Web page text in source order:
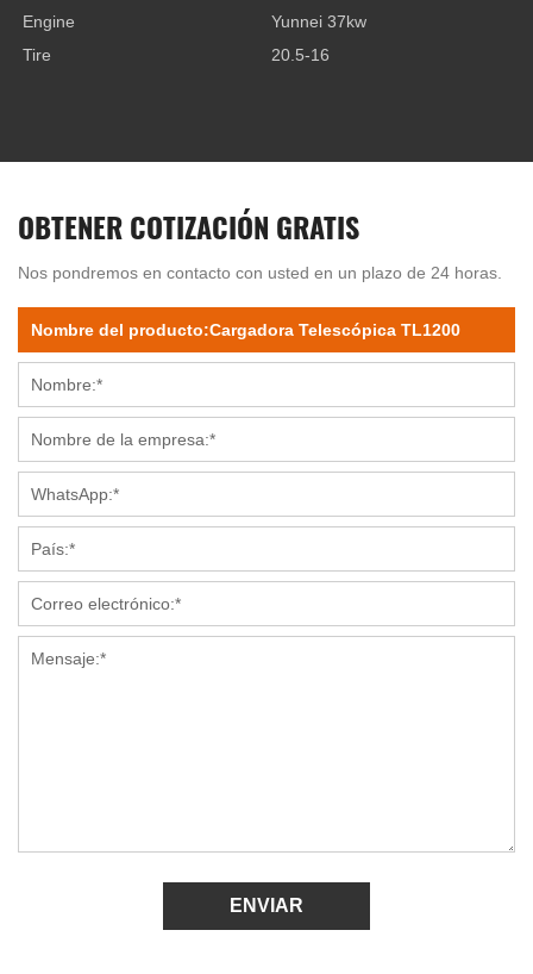
Engine
Yunnei 37kw
Tire
20.5-16
OBTENER COTIZACIÓN GRATIS
Nos pondremos en contacto con usted en un plazo de 24 horas.
ENVIAR